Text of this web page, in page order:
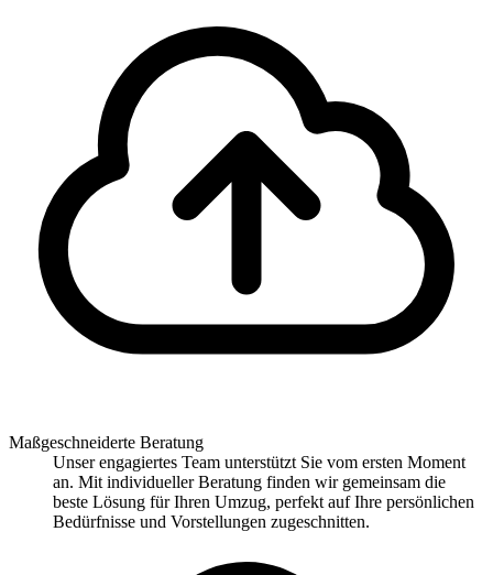
Maßgeschneiderte Beratung
Unser engagiertes Team unterstützt Sie vom ersten Moment
an. Mit individueller Beratung finden wir gemeinsam die
beste Lösung für Ihren Umzug, perfekt auf Ihre persönlichen
Bedürfnisse und Vorstellungen zugeschnitten.